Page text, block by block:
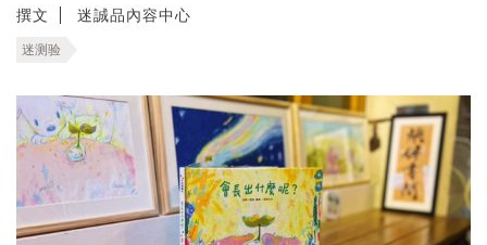
撰文 迷誠品內容中心
迷测验